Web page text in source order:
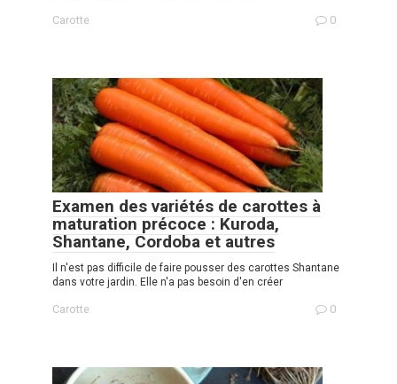
Carotte 0
Examen des variétés de carottes à
maturation précoce : Kuroda,
Shantane, Cordoba et autres
Il n'est pas difficile de faire pousser des carottes Shantane
dans votre jardin. Elle n'a pas besoin d'en créer
Carotte 0